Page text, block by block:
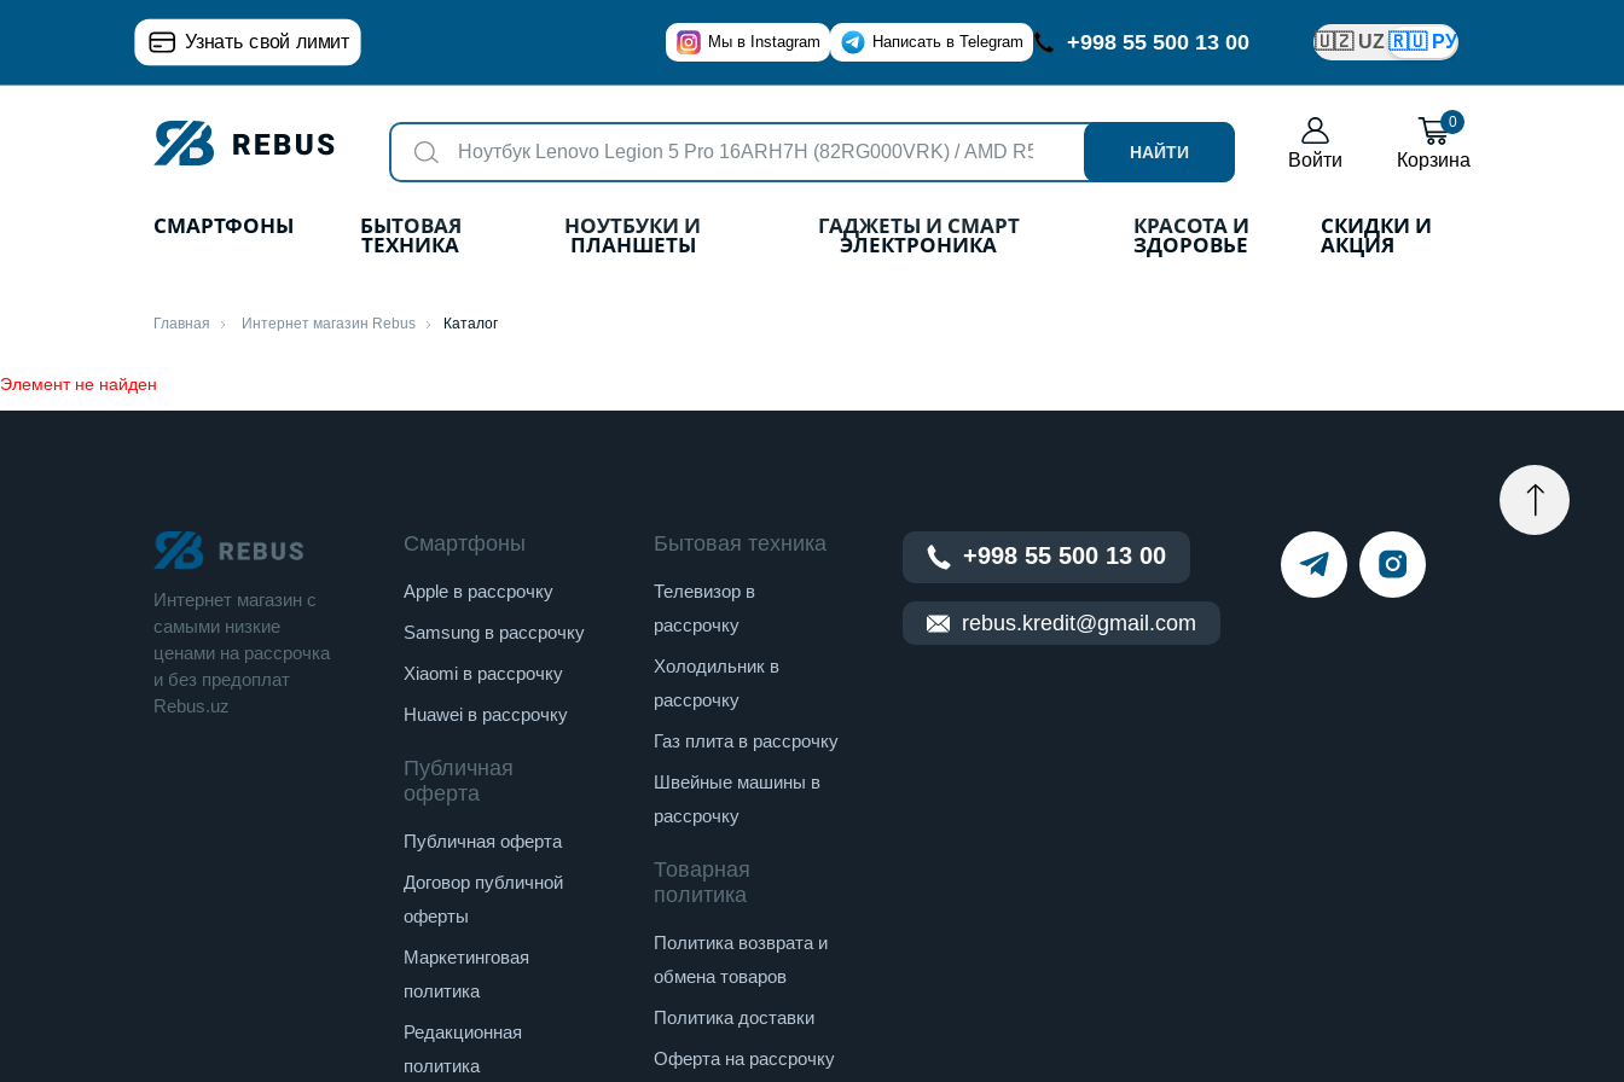
Узнать свой лимит Мы в Instagram Написать в Telegram +998 55 500 13 00 🇺🇿 UZ🇷🇺 РУ
НАЙТИ Войти
0
Корзина
СМАРТФОНЫ БЫТОВАЯ
ТЕХНИКА
НОУТБУКИ И
ПЛАНШЕТЫ
ГАДЖЕТЫ И СМАРТ
ЭЛЕКТРОНИКА
КРАСОТА И
ЗДОРОВЬЕ
СКИДКИ И
АКЦИЯ
Главная Интернет магазин Rebus Каталог
Элемент не найден
Интернет магазин c
cамыми низкие
ценами на рассрочка
и без предоплат
Rebus.uz
Смартфоны
Apple в рассрочку
Samsung в рассрочку
Xiaomi в рассрочку
Huawei в рассрочку
Публичная
оферта
Публичная оферта
Договор публичной
оферты
Маркетинговая
политика
Редакционная
политика
Бытовая техника
Телевизор в
рассрочку
Холодильник в
рассрочку
Газ плита в рассрочку
Швейные машины в
рассрочку
Товарная
политика
Политика возврата и
обмена товаров
Политика доставки
Оферта на рассрочку
+998 55 500 13 00
rebus.kredit@gmail.com